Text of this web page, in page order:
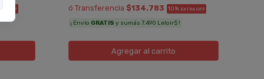
OFF
ó Transferencia $134.783 10% EXTRA OFF
¡ Envío GRATIS y sumás 7.490 Leloir$ !
Agregaral carrito